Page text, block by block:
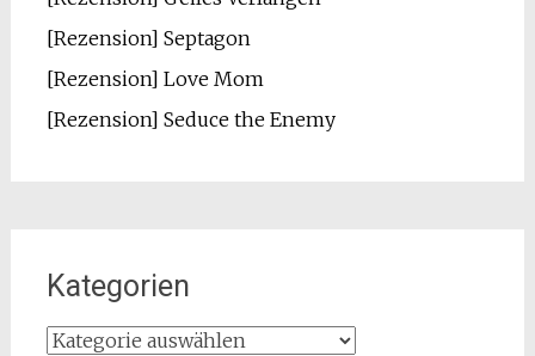
[Rezension] Septagon
[Rezension] Love Mom
[Rezension] Seduce the Enemy
Kategorien
Kategorien